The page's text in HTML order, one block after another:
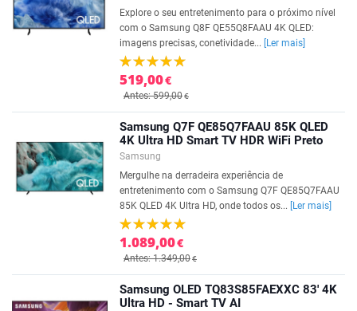
Explore o seu entretenimento para o próximo nível
com o Samsung Q8F QE55Q8FAAU 4K QLED:
imagens precisas, conetividade...
[Ler mais]
519,00€
Antes: 599,00€
Samsung Q7F QE85Q7FAAU 85K QLED
4K Ultra HD Smart TV HDR WiFi Preto
Samsung
Mergulhe na derradeira experiência de
entretenimento com o Samsung Q7F QE85Q7FAAU
85K QLED 4K Ultra HD, onde todos os...
[Ler mais]
1.089,00€
Antes: 1.349,00€
Samsung OLED TQ83S85FAEXXC 83' 4K
Ultra HD - Smart TV AI